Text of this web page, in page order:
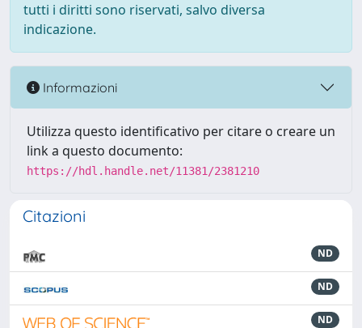
tutti i diritti sono riservati, salvo diversa
indicazione.
Informazioni
Utilizza questo identificativo per citare o creare un
link a questo documento:
https://hdl.handle.net/11381/2381210
Citazioni
ND
ND
ND